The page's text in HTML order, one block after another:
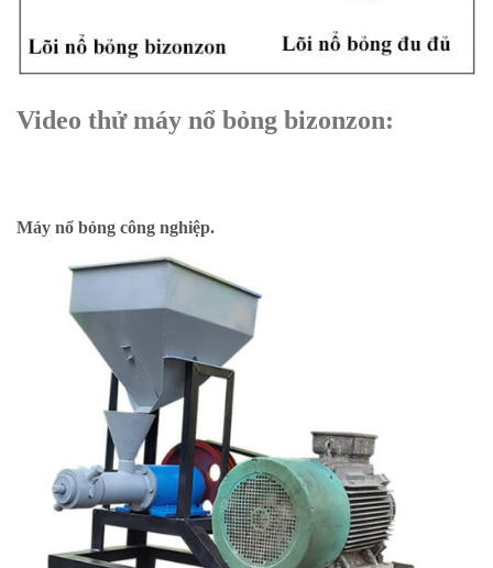
Video thử máy nổ bỏng bizonzon:
Máy nổ bỏng công nghiệp.